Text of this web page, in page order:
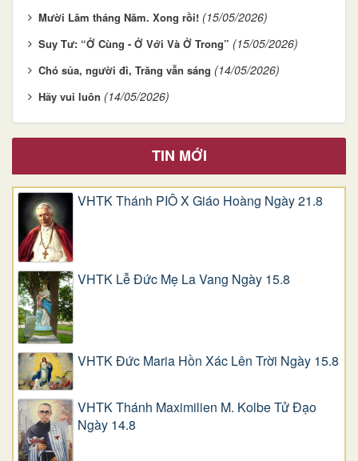
Mười Lăm tháng Năm. Xong rồi! (15/05/2026)
Suy Tư: “Ở Cùng - Ở Với Và Ở Trong” (15/05/2026)
Chó sủa, người đi, Trăng vẫn sáng (14/05/2026)
Hãy vui luôn (14/05/2026)
TIN MỚI
VHTK Thánh PIÔ X Giáo Hoàng Ngày 21.8
VHTK Lễ Đức Mẹ La Vang Ngày 15.8
VHTK Đức Maria Hồn Xác Lên Trời Ngày 15.8
VHTK Thánh Maximilien M. Kolbe Tử Đạo
Ngày 14.8